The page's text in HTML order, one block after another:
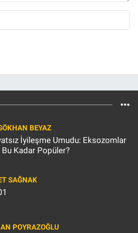
BEYAZ
İyileşme Umudu: Eksozomlar
Bu Kadar Popüler?
SAĞNAK
POYRAZOĞLU